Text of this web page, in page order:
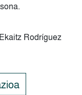
Rodríguez